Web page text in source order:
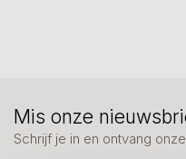
Mis onze
Schrijf je in en ontvang